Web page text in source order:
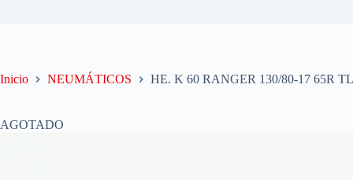
Inicio NEUMÁTICOS HE. K 60 RANGER 130/80-17 65R
AGOTADO